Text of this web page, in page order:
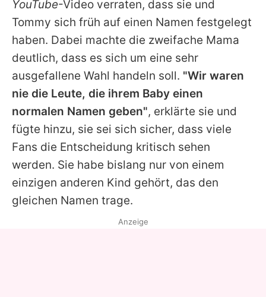
YouTube-Video verraten, dass sie und
Tommy sich früh auf einen Namen festgelegt
haben. Dabei machte die zweifache Mama
deutlich, dass es sich um eine sehr
ausgefallene Wahl handeln soll. "Wir waren
nie die Leute, die ihrem Baby einen
normalen Namen geben", erklärte sie und
fügte hinzu, sie sei sich sicher, dass viele
Fans die Entscheidung kritisch sehen
werden. Sie habe bislang nur von einem
einzigen anderen Kind gehört, das den
gleichen Namen trage.
Anzeige